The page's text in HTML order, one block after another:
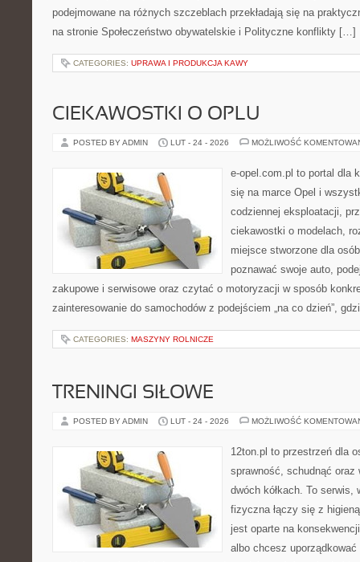
podejmowane na różnych szczeblach przekładają się na
na stronie Społeczeństwo obywatelskie i Polityczne konflikty […]
CATEGORIES: UPRAWA I PRODUKCJA KAWY
CIEKAWOSTKI O OPLU
POSTED BY ADMIN LUT - 24 - 2026 MOŻLIWOŚĆ
e-opel.com.pl to portal dla
się na marce Opel i
codziennej eksploatacji,
ciekawostki o modelach,
miejsce stworzone dla
poznawać swoje auto,
zakupowe i serwisowe oraz czytać o motoryzacji w sposób
zainteresowanie do samochodów z podejściem „na co dzień”,
CATEGORIES: MASZYNY ROLNICZE
TRENINGI SIŁOWE
POSTED BY ADMIN LUT - 24 - 2026 MOŻLIWOŚĆ
12ton.pl to przestrzeń dla
sprawność, schudnąć oraz
dwóch kółkach. To
fizyczna łączy się z
jest oparte na
albo chcesz